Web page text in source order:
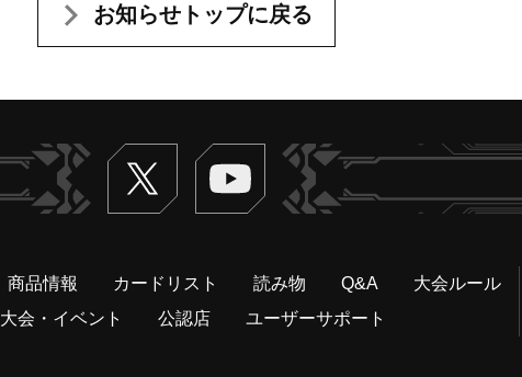
お知らせトップに戻る
Twitter ヴァンガードch
商品情報 カードリスト 読み物 Q&A
大会ルール
大会・イベント 公認店 ユーザーサポート